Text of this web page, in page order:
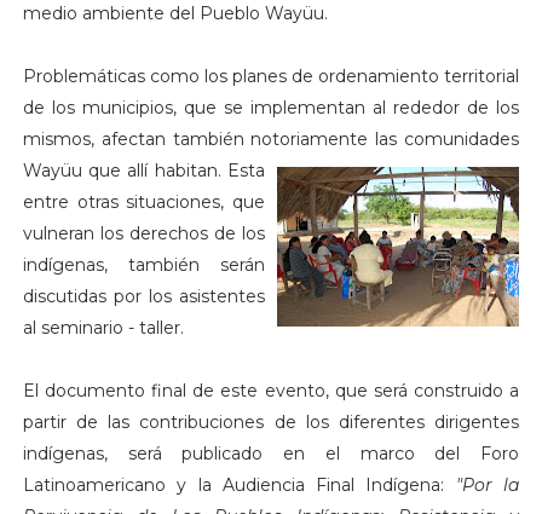
medio ambiente del Pueblo Wayüu.
Problemáticas como los planes de ordenamiento territorial
de los municipios, que se implementan al rededor de los
mismos, afectan también notoriamente las comunidades
Wayüu que allí habitan. Esta
entre otras situaciones, que
vulneran los derechos de los
indígenas, también serán
discutidas por los asistentes
al seminario - taller.
El documento final de este evento, que será construido a
partir de las contribuciones de los diferentes dirigentes
indígenas, será publicado en el marco del Foro
Latinoamericano y la Audiencia Final Indígena: "Por la